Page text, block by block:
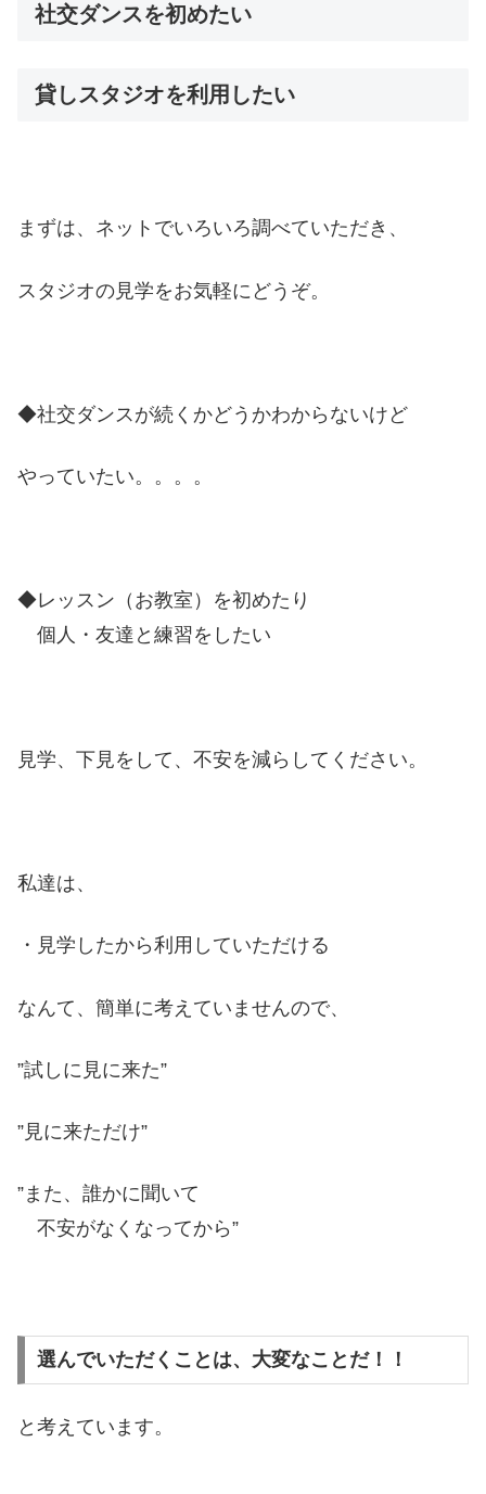
社交ダンスを初めたい
貸しスタジオを利用したい
まずは、ネットでいろいろ調べていただき、
スタジオの見学をお気軽にどうぞ。
◆社交ダンスが続くかどうかわからないけど
やっていたい。。。。
◆レッスン（お教室）を初めたり
個人・友達と練習をしたい
見学、下見をして、不安を減らしてください。
私達は、
・見学したから利用していただける
なんて、簡単に考えていませんので、
”試しに見に来た”
”見に来ただけ”
”また、誰かに聞いて
不安がなくなってから”
選んでいただくことは、大変なことだ！！
と考えています。